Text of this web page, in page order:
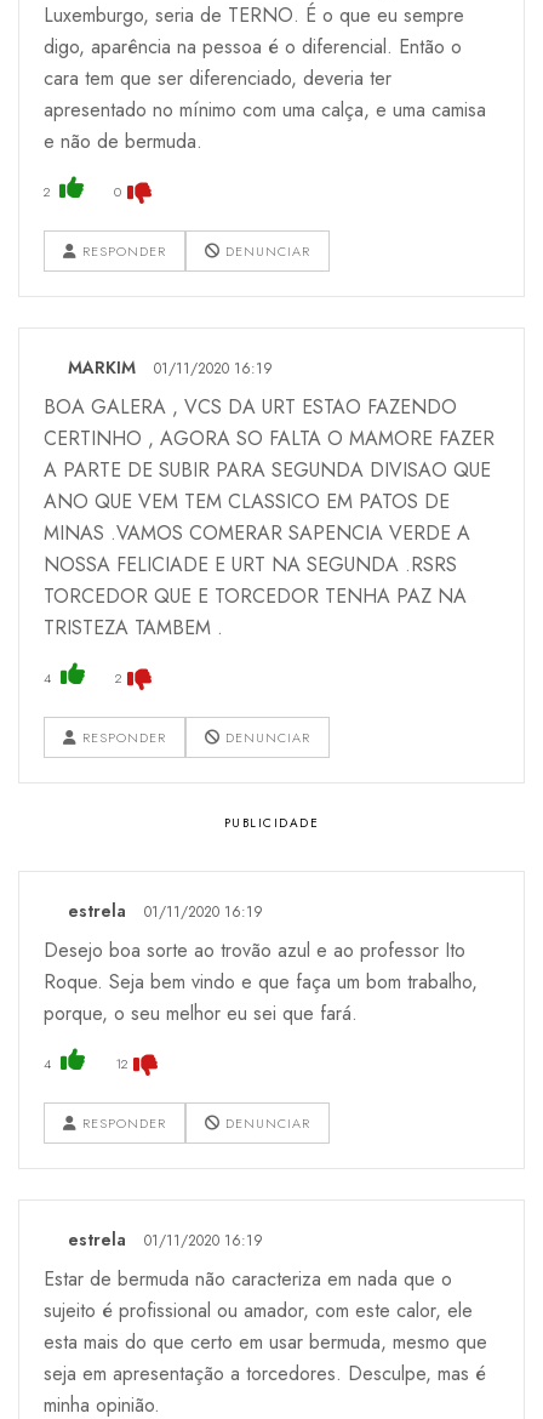
Luxemburgo, seria de TERNO. É o que eu sempre
digo, aparência na pessoa é o diferencial. Então o
cara tem que ser diferenciado, deveria ter
apresentado no mínimo com uma calça, e uma camisa
e não de bermuda.
2 0
RESPONDER DENUNCIAR
MARKIM 01/11/2020 16:19
BOA GALERA , VCS DA URT ESTAO FAZENDO
CERTINHO , AGORA SO FALTA O MAMORE FAZER
A PARTE DE SUBIR PARA SEGUNDA DIVISAO QUE
ANO QUE VEM TEM CLASSICO EM PATOS DE
MINAS .VAMOS COMERAR SAPENCIA VERDE A
NOSSA FELICIADE E URT NA SEGUNDA .RSRS
TORCEDOR QUE E TORCEDOR TENHA PAZ NA
TRISTEZA TAMBEM .
4 2
RESPONDER DENUNCIAR
estrela 01/11/2020 16:19
Desejo boa sorte ao trovão azul e ao professor Ito
Roque. Seja bem vindo e que faça um bom trabalho,
porque, o seu melhor eu sei que fará.
4 12
RESPONDER DENUNCIAR
estrela 01/11/2020 16:19
Estar de bermuda não caracteriza em nada que o
sujeito é profissional ou amador, com este calor, ele
esta mais do que certo em usar bermuda, mesmo que
seja em apresentação a torcedores. Desculpe, mas é
minha opinião.